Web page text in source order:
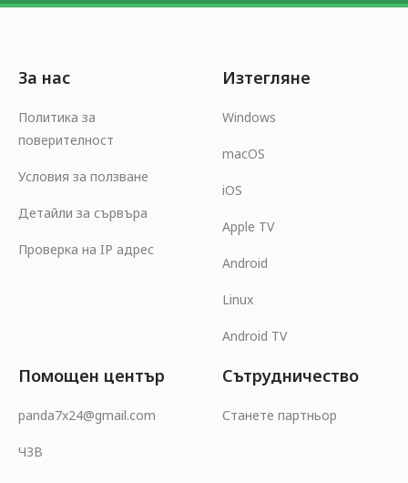
За нас
Политика за
поверителност
Условия за ползване
Детайли за сървъра
Проверка на IP адрес
Изтегляне
Windows
macOS
iOS
Apple TV
Android
Linux
Android TV
Помощен център
panda7x24@gmail.com
ЧЗВ
Сътрудничество
Станете партньор